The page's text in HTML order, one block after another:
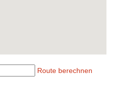
Route berechnen